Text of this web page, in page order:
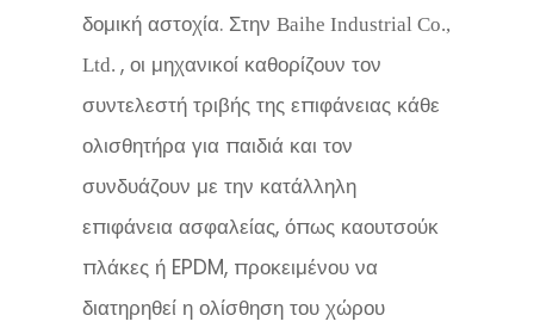
δομική αστοχία. Στην Baihe Industrial Co.,
Ltd. , οι μηχανικοί καθορίζουν τον
συντελεστή τριβής της επιφάνειας κάθε
ολισθητήρα για παιδιά και τον
συνδυάζουν με την κατάλληλη
επιφάνεια ασφαλείας, όπως καουτσούκ
πλάκες ή EPDM, προκειμένου να
διατηρηθεί η ολίσθηση του χώρου